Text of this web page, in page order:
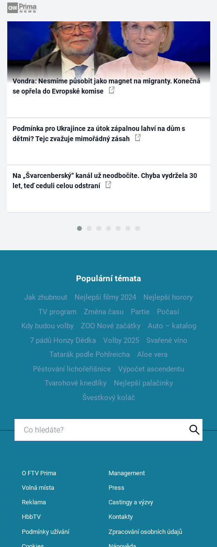
Vondra: Nesmíme působit jako magnet na migranty. Konečná
se opřela do Evropské komise
Podmínka pro Ukrajince za útok zápalnou lahví na dům s
dětmi? Tejc zvažuje mimořádný zásah
Na „Švarcenberský“ kanál už neodbočíte. Chyba vydržela 30
let, teď ceduli celou odstraní
Populární témata
Jak zhubnout Nejlepší filmy 2024
Nejlepší horory
TV program
Změna času Partie
Počasí
Kdy budou volby
ZOO Nové začátky
Auto – katalog
7 pádů Honzy Dědka
Volby 2025
Svařené víno
Tatarák podle Pohlreicha
Aloe vera
Pěstování lichořeřišnice
Výpočet ascendentu
Tvarohové knedlíky
Nejlepší palačinky
Švestkový koláč
O FTV Prima Management
Volná místa Press
Reklama Castingy a výzvy
HbbTV Kontakty
Podmínky užívání Zpracování osobních údajů